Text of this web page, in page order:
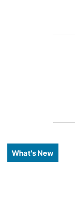
What's New